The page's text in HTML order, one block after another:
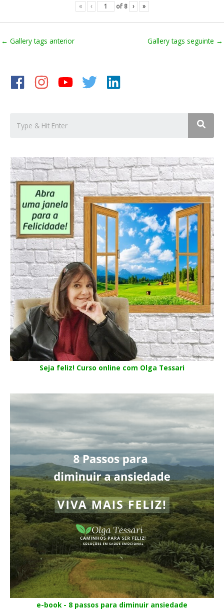
« ‹ of 8 › »
← Gallery tags anterior Gallery tags seguinte →
Seja feliz! Curso online com Olga Tessari
e-book - 8 passos para diminuir ansiedade